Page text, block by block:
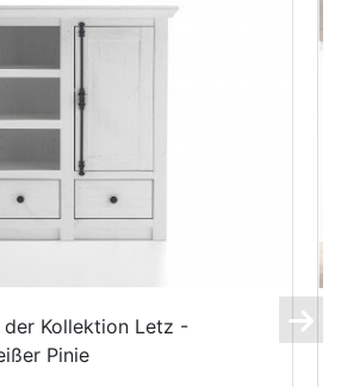
der Kollektion Letz -
Pinie